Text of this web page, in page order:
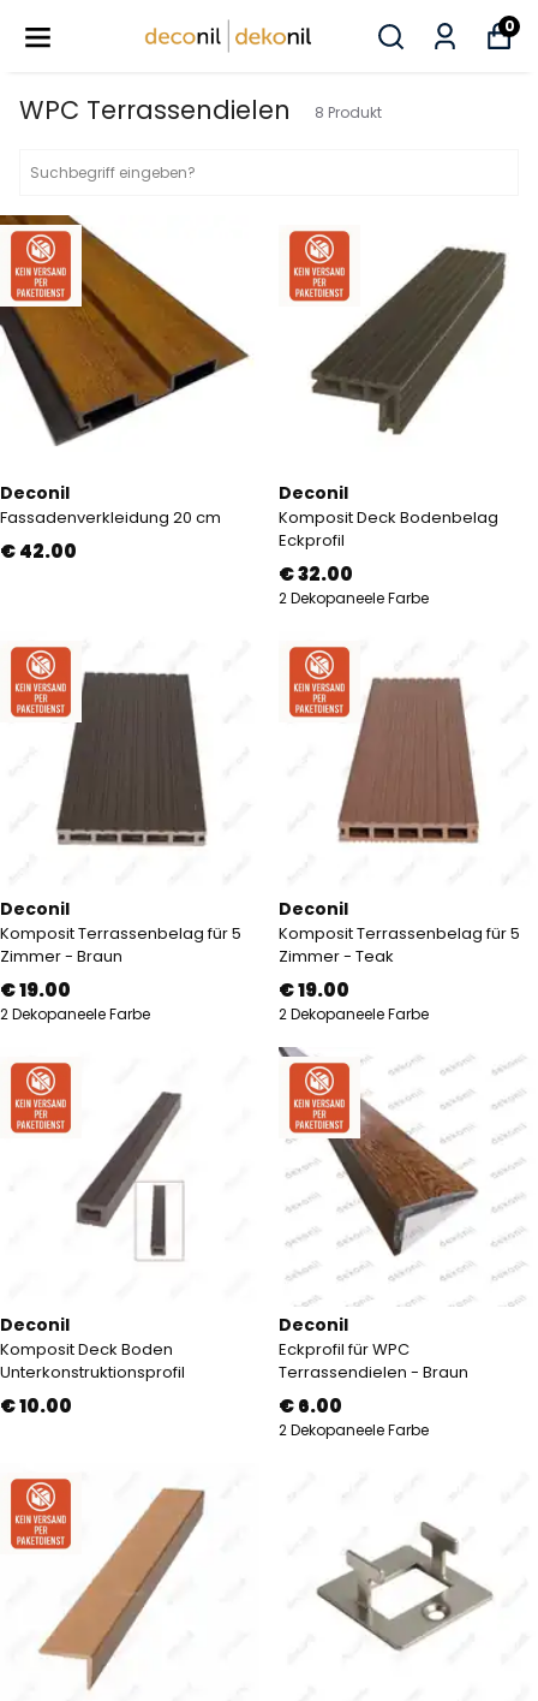
0
WPC Terrassendielen 8 Produkt
Deconil
Fassadenverkleidung 20 cm
€ 42.00
Deconil
Komposit Deck Bodenbelag
Eckprofil
€ 32.00
2 Dekopaneele Farbe
Deconil
Komposit Terrassenbelag für 5
Zimmer - Braun
€ 19.00
2 Dekopaneele Farbe
Deconil
Komposit Terrassenbelag für 5
Zimmer - Teak
€ 19.00
2 Dekopaneele Farbe
Deconil
Komposit Deck Boden
Unterkonstruktionsprofil
€ 10.00
Deconil
Eckprofil für WPC
Terrassendielen - Braun
€ 6.00
2 Dekopaneele Farbe